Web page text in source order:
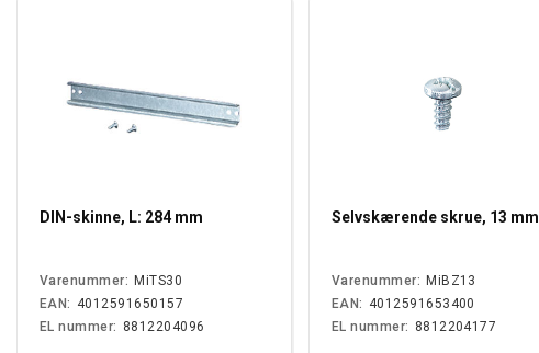
DIN-skinne, L: 284 mm
Varenummer: MiTS30
EAN: 4012591650157
EL nummer: 8812204096
Selvskærende skrue, 13 mm
Varenummer: MiBZ13
EAN: 4012591653400
EL nummer: 8812204177